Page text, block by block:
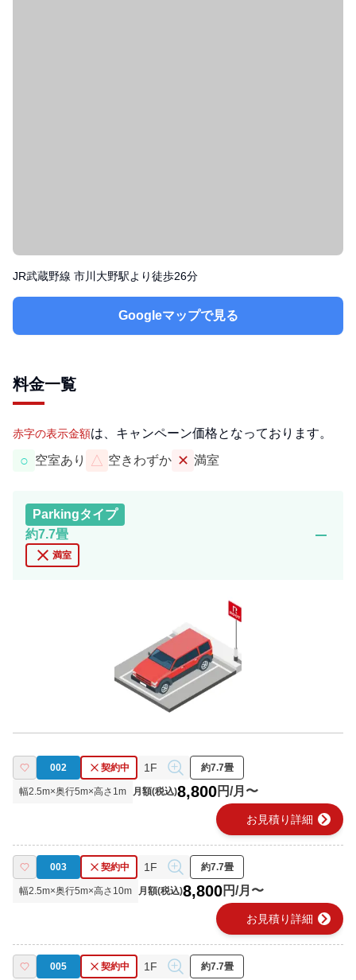
JR武蔵野線 市川大野駅より徒歩26分
Googleマップで見る
料金一覧
赤字の表示金額は、キャンペーン価格となっております。
○ 空室あり △ 空きわずか ✕ 満室
Parkingタイプ
約7.7畳
close 満室
remove
002 契約中 1F 約7.7畳
幅2.5m×奥行5m×高さ 1 m 月額(税込)8,800円/月〜
お見積り詳細 chevron_right
003 契約中 1F 約7.7畳
幅2.5m×奥行5m×高さ 10m 月額(税込)8,800円/月〜
お見積り詳細 chevron_right
005 契約中 1F 約7.7畳